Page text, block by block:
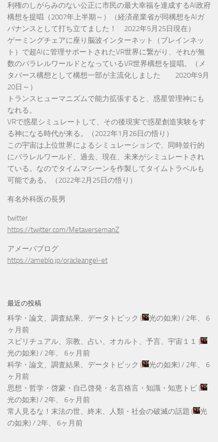
利権のしがらみのない公正に市民の最大幸福を達成するAI政府
構想を提唱（2007年上半期～）（経済産業省が同構想をAIガ
バナンスとして打ち立てました！ 2022年5月25日現在）
ゲーミングチェアに座り脳波インターネット（ブレインネッ
ト）で超AIに管理サポートされたVR世界に繋がり、それが無
数のパラレルワールドとなっているVR世界構想を提唱。（メ
タバース構想として構想一部が主流化しました 2020年9月
20日～）
トランスヒューマニズムで能力拡張すると、惑星管理神にも
なれる。
VRで惑星シミュレートして、その後現実で惑星創造実験をす
る神になる時代が来る。（2022年1月26日の悟り）
この宇宙は上位世界によるシミュレーションで、同時並行的
にパラレルワールド、過去、現在、未来がシミュレートされ
ている。なのでタイムマシーンを作製してタイムトラベルも
可能である。（2022年2月25日の悟り）
有名外科医の長男
twitter
https://twitter.com/MetaversemanZ
アメーバブログ
https://ameblo.jp/oracleangel-et
最近の投稿
科学・論文、調査結果、データトピック ( 光の如来) / 2年、 6
ヶ月前
スピリチュアル、宗教、占い、オカルト、予言、宇宙１１ (
光の如来) / 2年、 6ヶ月前
科学・論文、調査結果、データトピック ( 光の如来) / 2年、 6
ヶ月前
思想・哲学・啓蒙・自己啓発・名言格言・知識・知恵トピ (
光の如来) / 2年、 6ヶ月前
常人見るな！末法の世、終末、人類・社会の破滅の話題 (
光
の如来) / 2年、 6ヶ月前